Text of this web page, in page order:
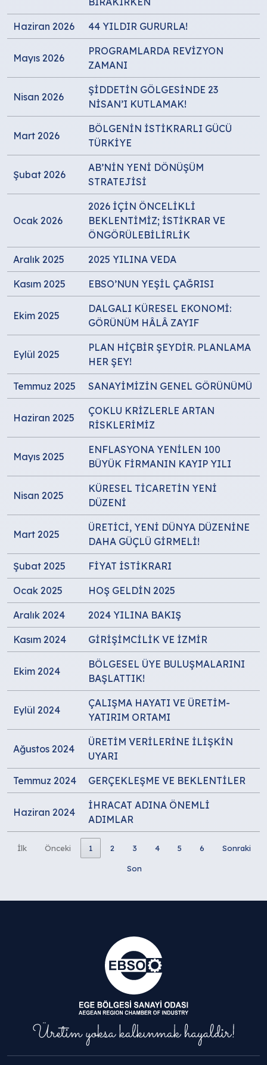
Haziran 2026 44 YILDIR GURURLA!
Mayıs 2026
PROGRAMLARDA REVİZYON
ZAMANI
Nisan 2026
ŞİDDETİN GÖLGESİNDE 23
NİSAN’I KUTLAMAK!
Mart 2026
BÖLGENİN İSTİKRARLI GÜCÜ
TÜRKİYE
Şubat 2026
AB’NİN YENİ DÖNÜŞÜM
STRATEJİSİ
Ocak 2026
2026 İÇİN ÖNCELİKLİ
BEKLENTİMİZ; İSTİKRAR VE
ÖNGÖRÜLEBİLİRLİK
Aralık 2025 2025 YILINA VEDA
Kasım 2025 EBSO’NUN YEŞİL ÇAĞRISI
Ekim 2025
DALGALI KÜRESEL EKONOMİ:
GÖRÜNÜM HÂLÂ ZAYIF
Eylül 2025
PLAN HİÇBİR ŞEYDİR. PLANLAMA
HER ŞEY!
Temmuz 2025 SANAYİMİZİN GENEL GÖRÜNÜMÜ
Haziran 2025
ÇOKLU KRİZLERLE ARTAN
RİSKLERİMİZ
Mayıs 2025
ENFLASYONA YENİLEN 100
BÜYÜK FİRMANIN KAYIP YILI
Nisan 2025
KÜRESEL TİCARETİN YENİ
DÜZENİ
Mart 2025
ÜRETİCİ, YENİ DÜNYA DÜZENİNE
DAHA GÜÇLÜ GİRMELİ!
Şubat 2025 FİYAT İSTİKRARI
Ocak 2025 HOŞ GELDİN 2025
Aralık 2024 2024 YILINA BAKIŞ
Kasım 2024 GİRİŞİMCİLİK VE İZMİR
Ekim 2024
BÖLGESEL ÜYE BULUŞMALARINI
BAŞLATTIK!
Eylül 2024
ÇALIŞMA HAYATI VE ÜRETİM-
YATIRIM ORTAMI
Ağustos 2024
ÜRETİM VERİLERİNE İLİŞKİN
UYARI
Temmuz 2024 GERÇEKLEŞME VE BEKLENTİLER
Haziran 2024
İHRACAT ADINA ÖNEMLİ
ADIMLAR
İlk Önceki 1 2 3 4 5 6 Sonraki
Son